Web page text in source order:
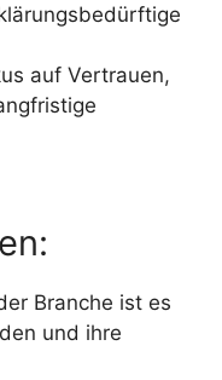
auf Vertrauen,
Branche ist es
und ihre